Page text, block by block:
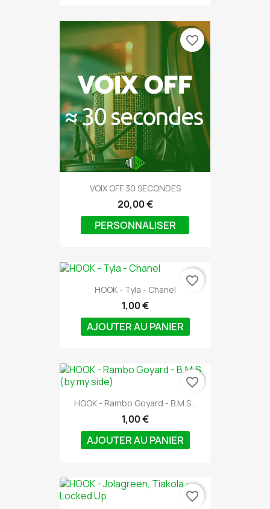
VOIX OFF 30 SECONDES
20,00 €
PERSONNALISER
favorite_border
HOOK - Tyla - Chanel
1,00 €
AJOUTER AU PANIER
favorite_border
HOOK - Rambo Goyard - B.M.S...
1,00 €
AJOUTER AU PANIER
favorite_border
favorite_border